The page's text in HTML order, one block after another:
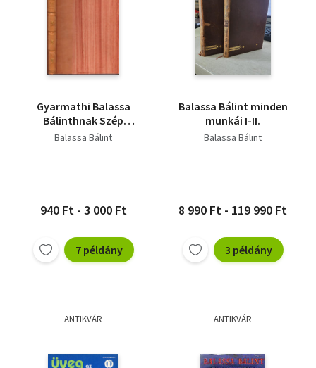
Gyarmathi Balassa
Bálinthnak Szép
Magyar Comoediája
Balassa Bálint
940 Ft - 3 000 Ft
7 példány
Balassa Bálint minden
munkái I-II.
Balassa Bálint
8 990 Ft - 119 990 Ft
3 példány
ANTIKVÁR ANTIKVÁR